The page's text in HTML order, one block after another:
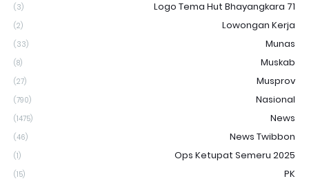
Logo Tema Hut Bhayangkara 71
(3)
Lowongan Kerja
(2)
Munas
(33)
Muskab
(8)
Musprov
(27)
Nasional
(790)
News
(1475)
News Twibbon
(46)
Ops Ketupat Semeru 2025
(1)
PK
(15)